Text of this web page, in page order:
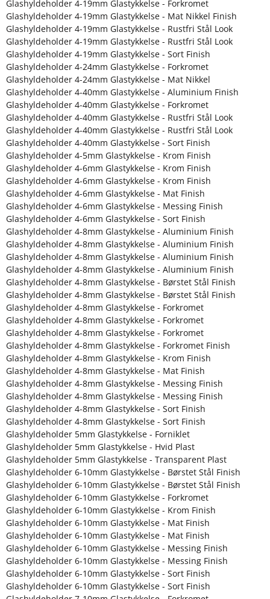
Glashyldeholder 4-19mm Glastykkelse - Forkromet
Glashyldeholder 4-19mm Glastykkelse - Mat Nikkel Finish
Glashyldeholder 4-19mm Glastykkelse - Rustfri Stål Look
Glashyldeholder 4-19mm Glastykkelse - Rustfri Stål Look
Glashyldeholder 4-19mm Glastykkelse - Sort Finish
Glashyldeholder 4-24mm Glastykkelse - Forkromet
Glashyldeholder 4-24mm Glastykkelse - Mat Nikkel
Glashyldeholder 4-40mm Glastykkelse - Aluminium Finish
Glashyldeholder 4-40mm Glastykkelse - Forkromet
Glashyldeholder 4-40mm Glastykkelse - Rustfri Stål Look
Glashyldeholder 4-40mm Glastykkelse - Rustfri Stål Look
Glashyldeholder 4-40mm Glastykkelse - Sort Finish
Glashyldeholder 4-5mm Glastykkelse - Krom Finish
Glashyldeholder 4-6mm Glastykkelse - Krom Finish
Glashyldeholder 4-6mm Glastykkelse - Krom Finish
Glashyldeholder 4-6mm Glastykkelse - Mat Finish
Glashyldeholder 4-6mm Glastykkelse - Messing Finish
Glashyldeholder 4-6mm Glastykkelse - Sort Finish
Glashyldeholder 4-8mm Glastykkelse - Aluminium Finish
Glashyldeholder 4-8mm Glastykkelse - Aluminium Finish
Glashyldeholder 4-8mm Glastykkelse - Aluminium Finish
Glashyldeholder 4-8mm Glastykkelse - Aluminium Finish
Glashyldeholder 4-8mm Glastykkelse - Børstet Stål Finish
Glashyldeholder 4-8mm Glastykkelse - Børstet Stål Finish
Glashyldeholder 4-8mm Glastykkelse - Forkromet
Glashyldeholder 4-8mm Glastykkelse - Forkromet
Glashyldeholder 4-8mm Glastykkelse - Forkromet
Glashyldeholder 4-8mm Glastykkelse - Forkromet Finish
Glashyldeholder 4-8mm Glastykkelse - Krom Finish
Glashyldeholder 4-8mm Glastykkelse - Mat Finish
Glashyldeholder 4-8mm Glastykkelse - Messing Finish
Glashyldeholder 4-8mm Glastykkelse - Messing Finish
Glashyldeholder 4-8mm Glastykkelse - Sort Finish
Glashyldeholder 4-8mm Glastykkelse - Sort Finish
Glashyldeholder 5mm Glastykkelse - Forniklet
Glashyldeholder 5mm Glastykkelse - Hvid Plast
Glashyldeholder 5mm Glastykkelse - Transparent Plast
Glashyldeholder 6-10mm Glastykkelse - Børstet Stål Finish
Glashyldeholder 6-10mm Glastykkelse - Børstet Stål Finish
Glashyldeholder 6-10mm Glastykkelse - Forkromet
Glashyldeholder 6-10mm Glastykkelse - Krom Finish
Glashyldeholder 6-10mm Glastykkelse - Mat Finish
Glashyldeholder 6-10mm Glastykkelse - Mat Finish
Glashyldeholder 6-10mm Glastykkelse - Messing Finish
Glashyldeholder 6-10mm Glastykkelse - Messing Finish
Glashyldeholder 6-10mm Glastykkelse - Sort Finish
Glashyldeholder 6-10mm Glastykkelse - Sort Finish